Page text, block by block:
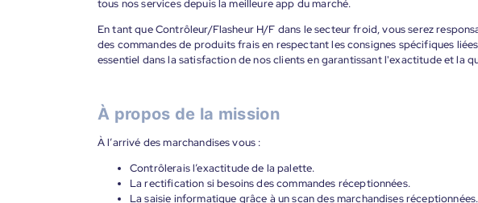
tous nos services depuis la meilleure app du marché.
En tant que Contrôleur/Flasheur H/F dans le secteur froid, vous serez
des commandes de produits frais en respectant les consignes spécifiques
essentiel dans la satisfaction de nos clients en garantissant l'exactitude et la
À propos de la mission
À l’arrivé des marchandises vous :
Contrôlerais l’exactitude de la palette.
La rectification si besoins des commandes réceptionnées.
La saisie informatique grâce à un scan des marchandises réceptionnées.